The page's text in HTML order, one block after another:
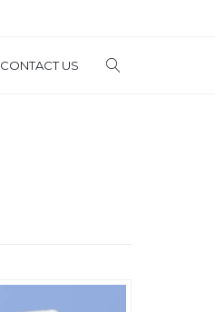
CONTACT US